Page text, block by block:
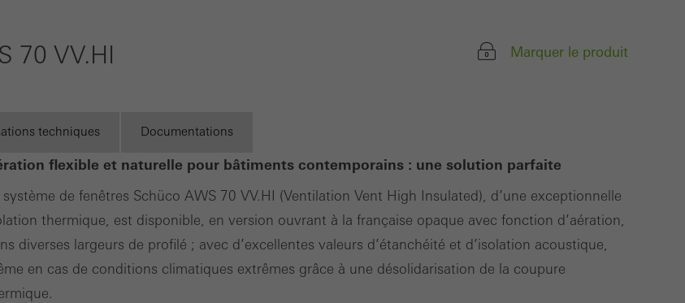
fabricants de
Mon
Espace de
Marquer le produit
70 VV.HI
techniques Documentations
flexible et naturelle pour bâtiments contemporains : une solution parfaite
système de fenêtres Schüco AWS 70 VV.HI (Ventilation Vent High Insulated), d’une exceptionnelle
thermique, est disponible, en version ouvrant à la française opaque avec fonction d’aération,
diverses largeurs de profilé ; avec d’excellentes valeurs d’étanchéité et d’isolation acoustique,
en cas de conditions climatiques extrêmes grâce à une désolidarisation de la coupure
pour améliorer la fonctionnalité du site web et donc l´expérience de l
recueillent des informations sur l´utilisation du site web, le nombre de
de tiers
implique également l´utilisation de services de tiers qui sont responsables
de leurs propres services.